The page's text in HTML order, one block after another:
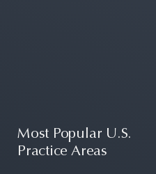
Most Popular U.S.
Practice Areas